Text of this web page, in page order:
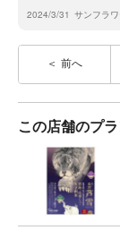
2024/3/31 サンフラ
前へ
この店舗のプ